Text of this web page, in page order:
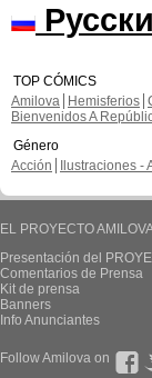
TOP CÓMICS
Amilova
Hemisferios
Bienvenidos A
Género
Acción
Ilustraciones -
EL PROYECTO
Presentación del
Comentarios de Prensa
Kit de prensa
Banners
Info Anunciantes
Follow Amilova on